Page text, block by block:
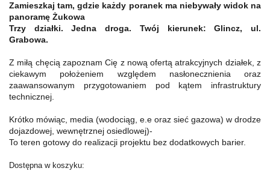
Zamieszkaj tam, gdzie każdy poranek ma niebywały widok na
panoramę Żukowa
Trzy działki. Jedna droga. Twój kierunek: Glincz, ul.
Grabowa.
Z miłą chęcią zapoznam Cię z nową ofertą atrakcyjnych działek, z
ciekawym położeniem względem nasłonecznienia oraz
zaawansowanym przygotowaniem pod kątem infrastruktury
technicznej.
Krótko mówiąc, media (wodociąg, e.e oraz sieć gazowa) w drodze
dojazdowej, wewnętrznej osiedlowej)-
To teren gotowy do realizacji projektu bez dodatkowych barier.
Dostępna w koszyku: